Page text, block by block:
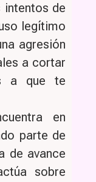
intentos de
legítimo
agresión
a cortar
a que te
en
parte de
de avance
sobre